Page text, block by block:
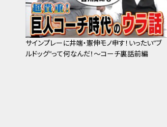
サインプレーに井端・憲伸モノ申す！いったい“ブ
ルドッグ”って何なんだ！～コーチ裏話前編